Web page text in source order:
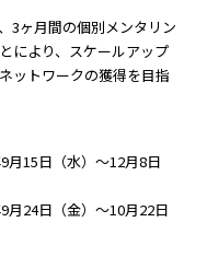
3ヶ月間の個別メンタリン
により、スケールアップ
ットワークの獲得を目指
15日（水）〜12月8日
24日（金）〜10月22日